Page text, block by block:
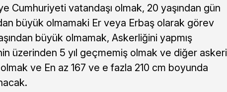
Cumhuriyeti vatandaşı olmak, 20 yaşından gün
büyük olmamaki Er veya Erbaş olarak görev
büyük olmamak, Askerliğini yapmış
üzerinden 5 yıl geçmemiş olmak ve diğer askeri
ve En az 167 ve e fazla 210 cm boyunda